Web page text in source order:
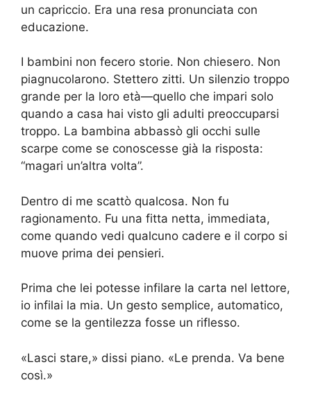
un capriccio. Era una resa pronunciata con
educazione.
I bambini non fecero storie. Non chiesero. Non
piagnucolarono. Stettero zitti. Un silenzio troppo
grande per la loro età—quello che impari solo
quando a casa hai visto gli adulti preoccuparsi
troppo. La bambina abbassò gli occhi sulle
scarpe come se conoscesse già la risposta:
“magari un’altra volta”.
Dentro di me scattò qualcosa. Non fu
ragionamento. Fu una fitta netta, immediata,
come quando vedi qualcuno cadere e il corpo si
muove prima dei pensieri.
Prima che lei potesse infilare la carta nel lettore,
io infilai la mia. Un gesto semplice, automatico,
come se la gentilezza fosse un riflesso.
«Lasci stare,» dissi piano. «Le prenda. Va bene
così.»